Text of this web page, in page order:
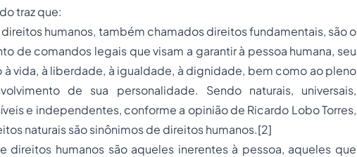
traz que:
direitos humanos, também chamados direitos fundamentais, são o
de comandos legais que visam a garantir à pessoa humana, seu
à vida, à liberdade, à igualdade, à dignidade, bem como ao pleno
de sua personalidade. Sendo naturais, universais,
e independentes, conforme a opinião de Ricardo Lobo Torres,
naturais são sinônimos de direitos humanos.[2]
humanos são aqueles inerentes à pessoa, aqueles que